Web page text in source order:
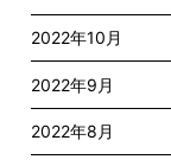
2022年10月
2022年9月
2022年8月